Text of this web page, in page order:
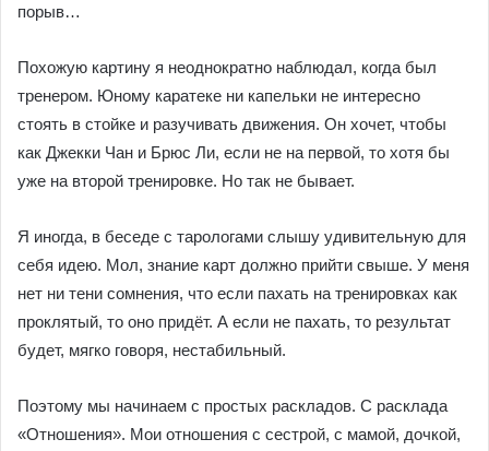
порыв…
Похожую картину я неоднократно наблюдал, когда был
тренером. Юному каратеке ни капельки не интересно
стоять в стойке и разучивать движения. Он хочет, чтобы
как Джекки Чан и Брюс Ли, если не на первой, то хотя бы
уже на второй тренировке. Но так не бывает.
Я иногда, в беседе с тарологами слышу удивительную для
себя идею. Мол, знание карт должно прийти свыше. У меня
нет ни тени сомнения, что если пахать на тренировках как
проклятый, то оно придёт. А если не пахать, то результат
будет, мягко говоря, нестабильный.
Поэтому мы начинаем с простых раскладов. С расклада
«Отношения». Мои отношения с сестрой, с мамой, дочкой,